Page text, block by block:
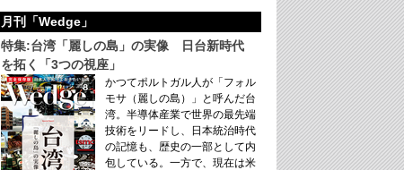
月刊「Wedge」
特集:台湾「麗しの島」の実像 日台新時代
を拓く「3つの視座」
かつてポルトガル人が「フォル
モサ（麗しの島）」と呼んだ台
湾。半導体産業で世界の最先端
技術をリードし、日本統治時代
の記憶も、歴史の一部として内
包している。一方で、現在は米